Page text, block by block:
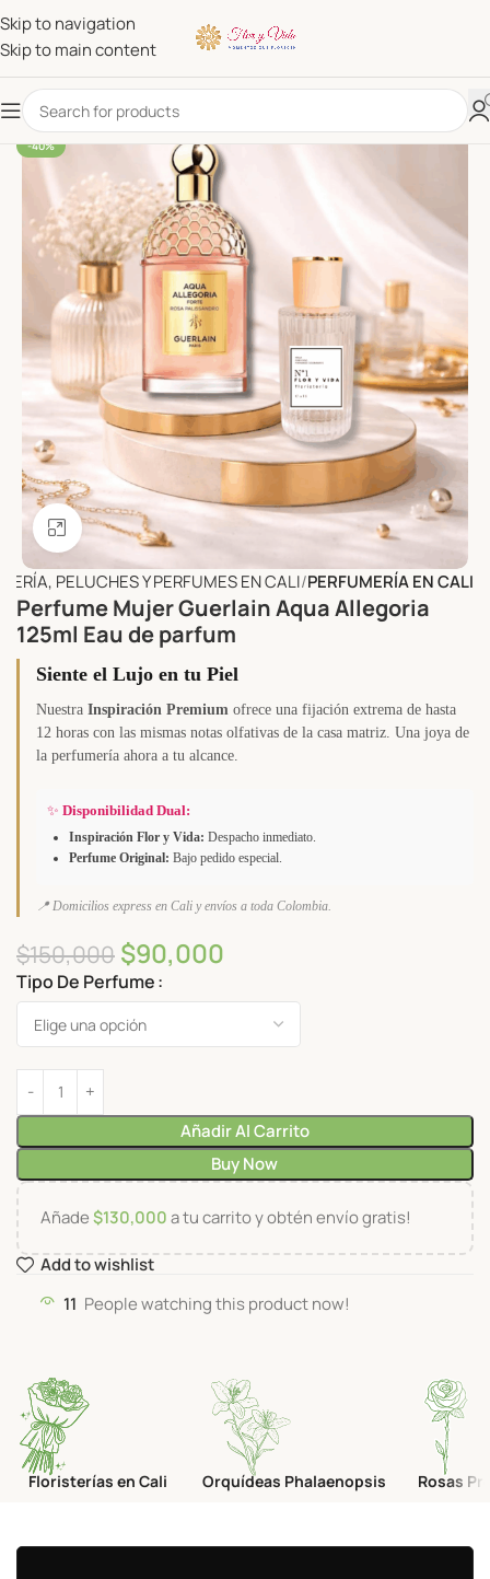
Skip to navigation
Skip to main content
-40%
Click to enlarge
PELUCHES Y PERFUMES EN CALI PERFUMERÍA EN CALI
Perfume Mujer Guerlain Aqua Allegoria
125ml Eau de parfum
Siente el Lujo en tu Piel
Nuestra Inspiración Premium ofrece una fijación extrema de hasta
12 horas con las mismas notas olfativas de la casa matriz. Una joya de
la perfumería ahora a tu alcance.
✨ Disponibilidad Dual:
Inspiración Flor y Vida: Despacho inmediato.
Perfume Original: Bajo pedido especial.
📍 Domicilios express en Cali y envíos a toda Colombia.
$150,000 $90,000
Tipo De Perfume
Añadir Al Carrito
Buy Now
Añade$130,000a tu carrito y obtén envío gratis!
Add to wishlist
11 People watching this product now!
Floristerías en Cali Orquídeas Phalaenopsis Rosas